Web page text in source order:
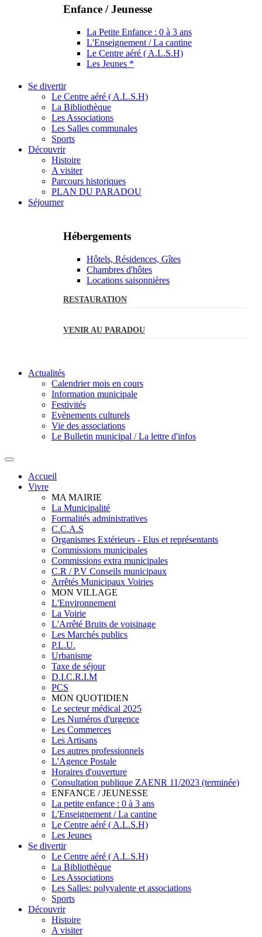
Enfance / Jeunesse
La Petite Enfance : 0 à 3 ans
L'Enseignement / La cantine
Le Centre aéré ( A.L.S.H)
Les Jeunes *
Se divertir
Le Centre aéré ( A.L.S.H)
La Bibliothèque
Les Associations
Les Salles communales
Sports
Découvrir
Histoire
A visiter
Parcours historiques
PLAN DU PARADOU
Séjourner
Hébergements
Hôtels, Résidences, Gîtes
Chambres d'hôtes
Locations saisonnières
RESTAURATION
VENIR AU PARADOU
Actualités
Calendrier mois en cours
Information municipale
Festivités
Evènements culturels
Vie des associations
Le Bulletin municipal / La lettre d'infos
Accueil
Vivre
MA MAIRIE
La Municipalité
Formalités administratives
C.C.A.S
Organismes Extérieurs - Elus et représentants
Commissions municipales
Commissions extra municipales
C.R / P.V Conseils municipaux
Arrêtés Municipaux Voiries
MON VILLAGE
L'Environnement
La Voirie
L'Arrêté Bruits de voisinage
Les Marchés publics
P.L.U.
Urbanisme
Taxe de séjour
D.I.C.R.I.M
PCS
MON QUOTIDIEN
Le secteur médical 2025
Les Numéros d'urgence
Les Commerces
Les Artisans
Les autres professionnels
L'Agence Postale
Horaires d'ouverture
Consultation publique ZAENR 11/2023 (terminée)
ENFANCE / JEUNESSE
La petite enfance : 0 à 3 ans
L'Enseignement / La cantine
Le Centre aéré ( A.L.S.H)
Les Jeunes
Se divertir
Le Centre aéré ( A.L.S.H)
La Bibliothèque
Les Associations
Les Salles: polyvalente et associations
Sports
Découvrir
Histoire
A visiter